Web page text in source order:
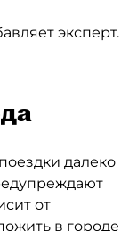
эксперт.
далеко
от
в городе